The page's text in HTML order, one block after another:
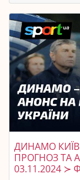
ДИНАМО КИЇВ
ПРОГНОЗ ТА
03.11.2024 ≻